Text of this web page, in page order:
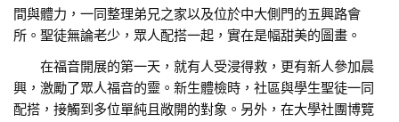
間與體力，一同整理弟兄之家以及位於中大側門的五興路會
所。聖徒無論老少，眾人配搭一起，實在是幅甜美的圖畫。
在福音開展的第一天，就有人受浸得救，更有新人參加晨
興，激勵了眾人福音的靈。新生體檢時，社區與學生聖徒一同
配搭，接觸到多位單純且敞開的對象。另外，在大學社團博覽